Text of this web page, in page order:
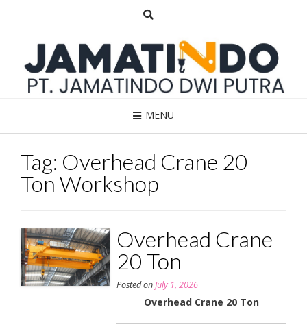
MENU
Tag: Overhead Crane 20
Ton Workshop
Overhead Crane
20 Ton
Posted onJuly 1, 2026
Overhead Crane 20 Ton